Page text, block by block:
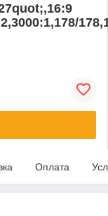
Оплата